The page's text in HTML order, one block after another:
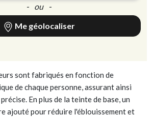
- ou -
Me géolocaliser
sont fabriqués en fonction de
de chaque personne, assurant ainsi
En plus de la teinte de base, un
ajouté pour réduire l'éblouissement et